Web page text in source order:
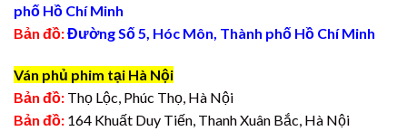
phố Hồ Chí Minh
Bản đồ:Đường Số 5, Hóc Môn, Thành phố Hồ Chí Minh
Ván phủ phim tại Hà Nội
Bản đồ: Thọ Lộc, Phúc Thọ, Hà Nội
Bản đồ: 164 Khuất Duy Tiến, Thanh Xuân Bắc, Hà Nội